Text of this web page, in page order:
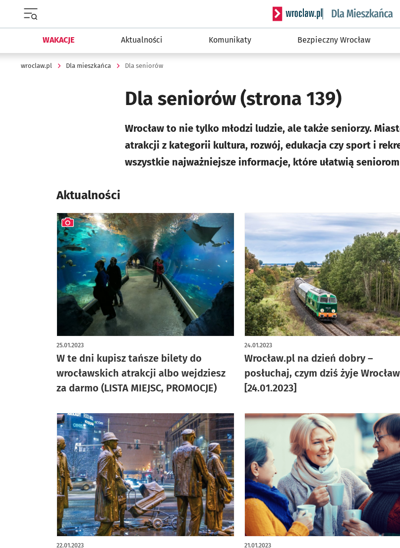
Serwis informacyjny wroclaw.pl
WAKACJE Aktualności Komunikaty Bezpieczny Wrocław
wroclaw.pl Dla mieszkańca Dla seniorów
Dla seniorów(strona 139)
Wrocław to nie tylko młodzi ludzie, ale także seniorzy.
atrakcji z kategorii kultura, rozwój, edukacja czy sport i
wszystkie najważniejsze informacje, które ułatwią
Aktualności
W te dni kupisz tańsze bilety do
wrocławskich atrakcji albo wejdziesz
za darmo (LISTA MIEJSC, PROMOCJE)
25.01.2023
artykuł z galerią zdjęć
Wrocław.pl na dzień dobry –
posłuchaj, czym dziś żyje Wrocław
[24.01.2023]
24.01.2023
22.01.2023 21.01.2023